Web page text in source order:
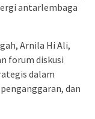
antarlembaga
Arnila Hi Ali,
forum diskusi
dalam
dan